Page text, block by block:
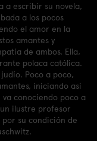
a escribir su novela,
a los pocos
el amor en la
amantes y
de ambos. Ella,
polaca católica.
Poco a poco,
iniciando así
conociendo poco a
ilustre profesor
su condición de